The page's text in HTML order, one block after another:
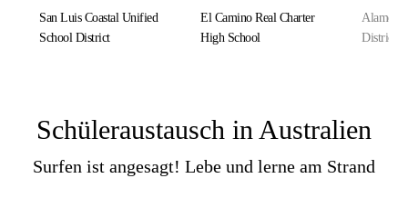
San Luis Coastal Unified
School District
El Camino Real Charter
High School
District
Schüleraustausch in Australien
Surfen ist angesagt! Lebe und lerne am Strand